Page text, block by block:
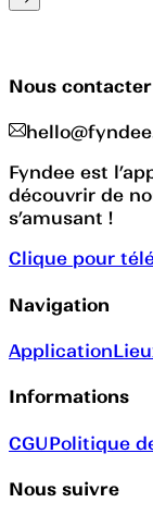
Nous contacter
Fyndee est
découvrir de
s’amusant !
Clique pour
Navigation
Application
Informations
CGUPolitique
Nous suivre